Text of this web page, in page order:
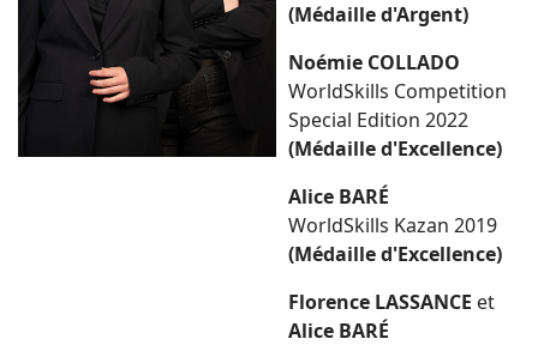
(Médaille d'Argent)
Noémie COLLADO
WorldSkills Competition
Special Edition 2022
(Médaille d'Excellence)
Alice BARÉ
WorldSkills Kazan 2019
(Médaille d'Excellence)
Florence LASSANCE et
Alice BARÉ